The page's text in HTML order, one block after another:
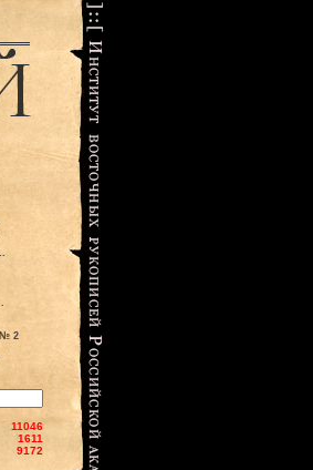
№ 2
11046
1611
9172